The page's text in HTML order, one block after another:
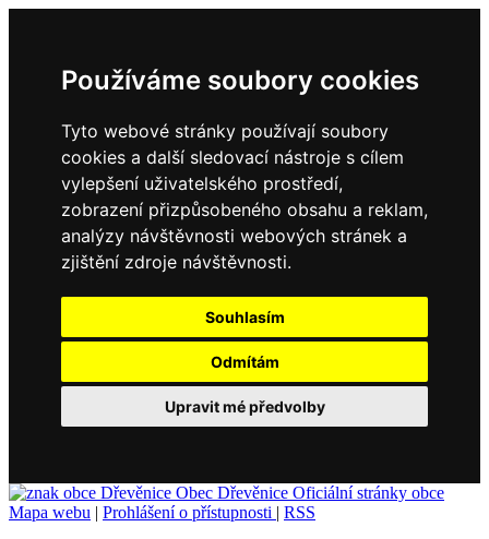
Používáme soubory cookies
Tyto webové stránky používají soubory
cookies a další sledovací nástroje s cílem
vylepšení uživatelského prostředí,
zobrazení přizpůsobeného obsahu a reklam,
analýzy návštěvnosti webových stránek a
zjištění zdroje návštěvnosti.
Souhlasím
Odmítám
Upravit mé předvolby
Obec Dřevěnice Oficiální stránky obce
Mapa webu | Prohlášení o přístupnosti | RSS